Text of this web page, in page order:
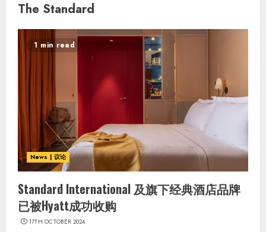
The Standard
1 min read
News | 议论
Standard International 及旗下经典酒店品牌
已被Hyatt成功收购
17TH OCTOBER 2024